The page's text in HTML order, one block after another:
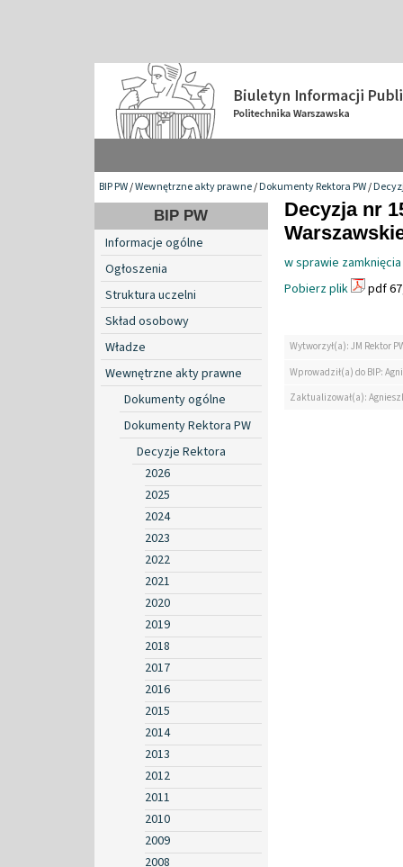
BIP PW/Wewnętrzne akty prawne/Dokumenty Rektora PW/
BIP PW
Informacje ogólne
Ogłoszenia
Struktura uczelni
Skład osobowy
Władze
Wewnętrzne akty prawne
Dokumenty ogólne
Dokumenty Rektora PW
Decyzje Rektora
2026
2025
2024
2023
2022
2021
2020
2019
2018
2017
2016
2015
2014
2013
2012
2011
2010
2009
2008
Decyzja nr
w sprawie
Pobierz plik
pdf
Wytworzył(a): JM Rektor
Wprowadził(a) do BIP:
Zaktualizował(a):